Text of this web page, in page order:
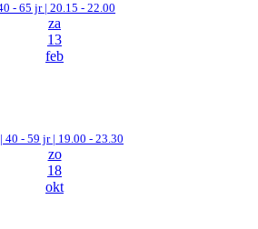
- 65 jr | 20.15 - 22.00
za
13
feb
40 - 59 jr | 19.00 - 23.30
zo
18
okt